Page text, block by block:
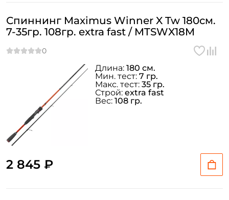
Спиннинг Maximus Winner X Tw 180см.
7-35гр. 108гр. extra fast / MTSWX18M
2 845 ₽
Длина: 180 см.
Мин. тест: 7 гр.
Макс. тест: 35 гр.
Строй: extra fast
Вес: 108 гр.